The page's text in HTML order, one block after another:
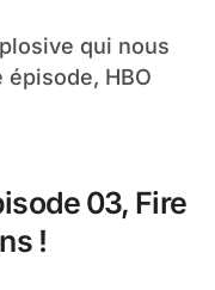
HBO
03, Fire
!